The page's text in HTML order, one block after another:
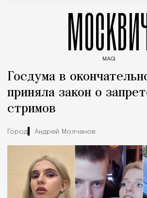
MAG
Госдума в
приняла закон о
стримов
Город Андрей Молчанов